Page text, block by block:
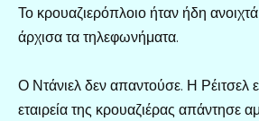
Το κρουαζιερόπλοιο ήταν ήδη
άρχισα τα τηλεφωνήματα.
Ο Ντάνιελ δεν απαντούσε. Η Ρέιτσελ
εταιρεία της κρουαζιέρας απάντησε